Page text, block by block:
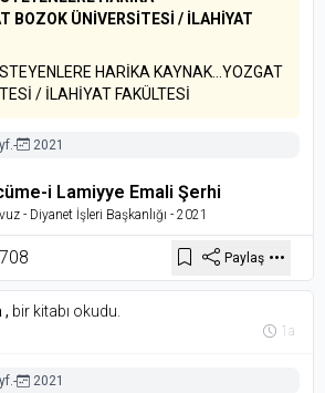
BOZOK ÜNİVERSİTESİ / İLAHİYAT
HARİKA KAYNAK...YOZGAT
/ İLAHİYAT FAKÜLTESİ
- 2021
i Lamiyye Emali Şerhi
- Diyanet İşleri Başkanlığı - 2021
Paylaş
, bir kitabı okudu.
1a
- 2021